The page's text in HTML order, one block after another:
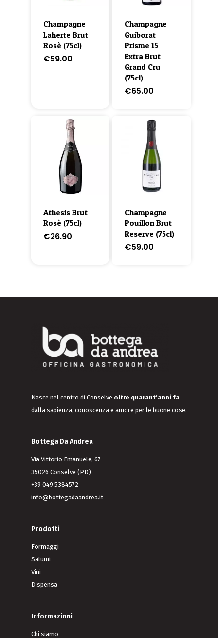
Champagne
Laherte Brut
Rosè (75cl)
€59.00
Champagne
Guiborat
Prisme 15
Extra Brut
Grand Cru
(75cl)
€65.00
Athesis Brut
Rosè (75cl)
€26.90
Champagne
Pouillon Brut
Reserve (75cl)
€59.00
Nasce nel centro di Conselve oltre quarant’anni fa
dalla sapienza, conoscenza e amore per le buone cose.
Bottega Da Andrea
Via Vittorio Emanuele, 67
35026 Conselve (PD)
+39 049 5384572
info@bottegadaandrea.it
Prodotti
Formaggi
Salumi
Vini
Dispensa
Informazioni
Chi siamo